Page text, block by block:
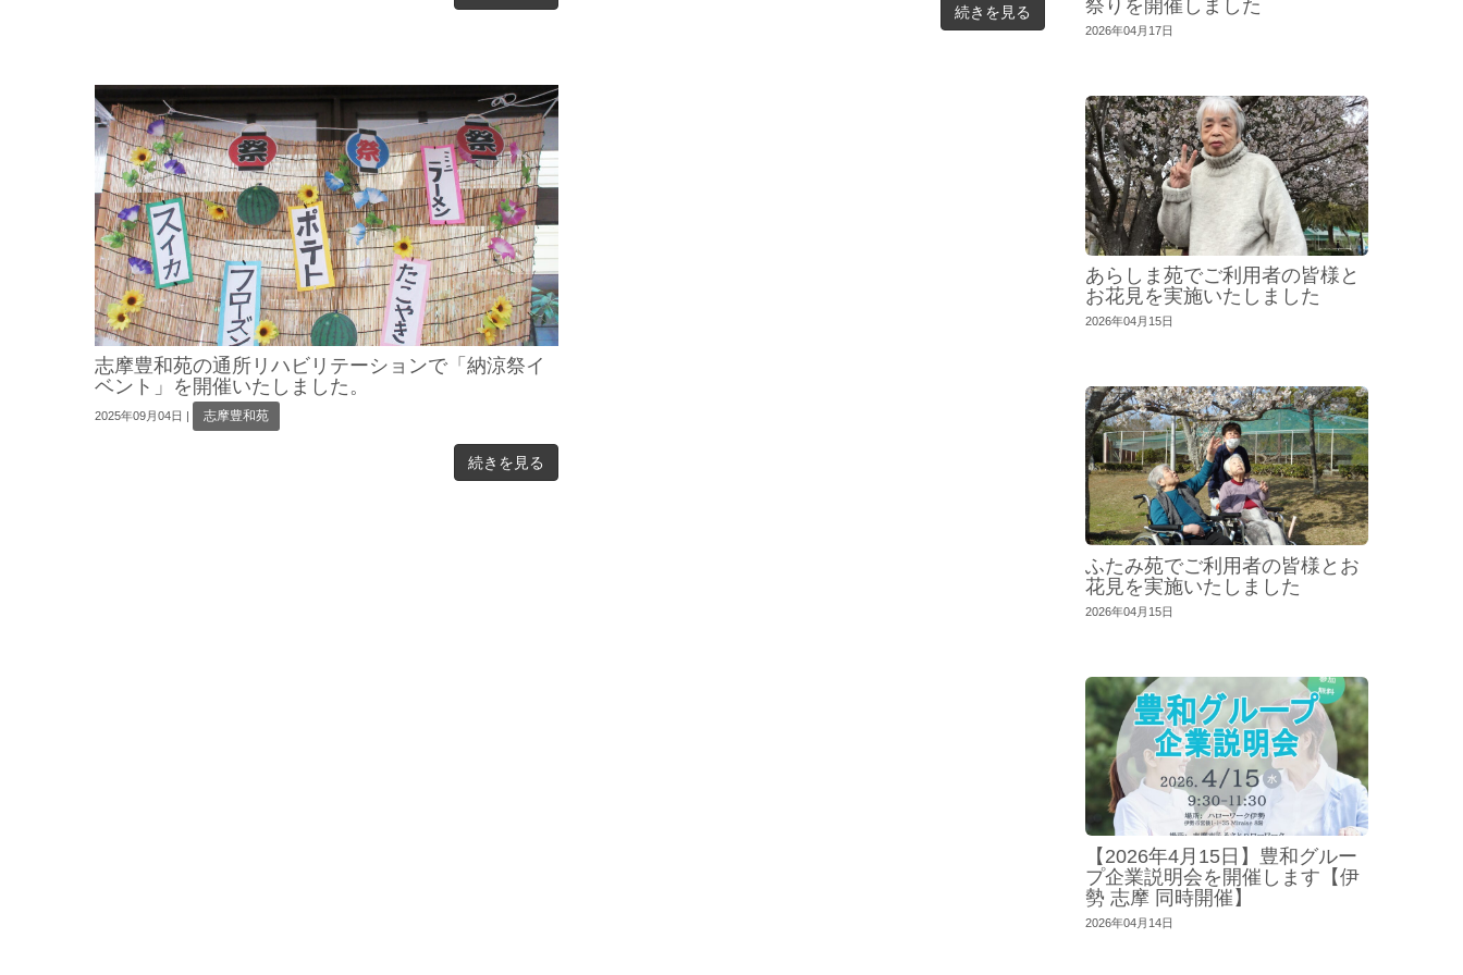
続きを見る
志摩豊和苑の通所リハビリテーションで「納涼祭イ
ベント」を開催いたしました。
2025年09月04日 志摩豊和苑
続きを見る
祭りを開催しました
2026年04月17日
あらしま苑でご利用者の皆様と
お花見を実施いたしました
2026年04月15日
ふたみ苑でご利用者の皆様とお
花見を実施いたしました
2026年04月15日
【2026年4月15日】豊和グルー
プ企業説明会を開催します【伊
勢 志摩 同時開催】
2026年04月14日